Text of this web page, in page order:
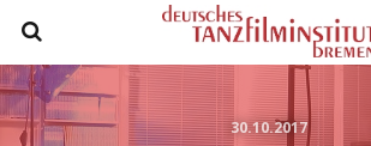
30.10.2017